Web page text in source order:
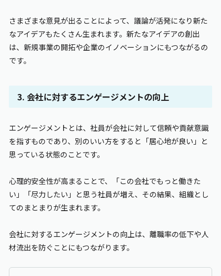
さまざまな意見が出ることによって、議論が活発になり新た
なアイデアもたくさん生まれます。新たなアイデアの創出
は、新規事業の開拓や企業のイノベーションにもつながるの
です。
3. 会社に対するエンゲージメントの向上
エンゲージメントとは、社員が会社に対して信頼や貢献意識
を指すものであり、別のいい方をすると「居心地が良い」と
思っている状態のことです。
心理的安全性が高まることで、「この会社でもっと働きた
い」「尽力したい」と思う社員が増え、その結果、組織とし
てのまとまりが生まれます。
会社に対するエンゲージメントの向上は、離職率の低下や人
材流出を防ぐことにもつながります。